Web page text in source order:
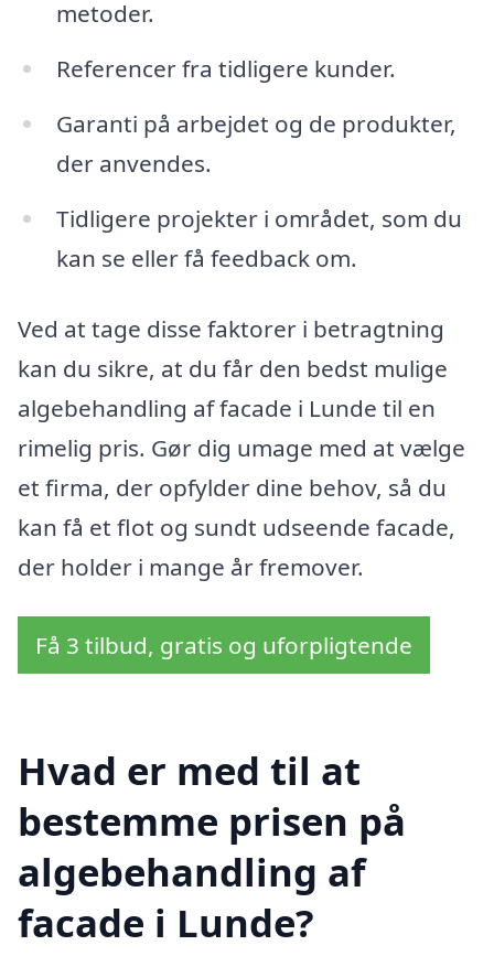
metoder.
Referencer fra tidligere kunder.
Garanti på arbejdet og de produkter,
der anvendes.
Tidligere projekter i området, som du
kan se eller få feedback om.
Ved at tage disse faktorer i betragtning
kan du sikre, at du får den bedst mulige
algebehandling af facade i Lunde til en
rimelig pris. Gør dig umage med at vælge
et firma, der opfylder dine behov, så du
kan få et flot og sundt udseende facade,
der holder i mange år fremover.
Få 3 tilbud, gratis og uforpligtende
Hvad er med til at
bestemme prisen på
algebehandling af
facade i Lunde?